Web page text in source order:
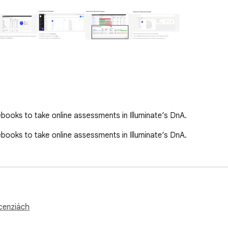
to take online assessments in Illuminate’s DnA.
to take online assessments in Illuminate’s DnA.